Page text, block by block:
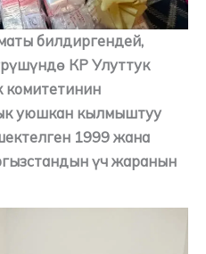
билдиргендей,
КР Улуттук
комитетинин
уюшкан кылмыштуу
1999 жана
үч жаранын